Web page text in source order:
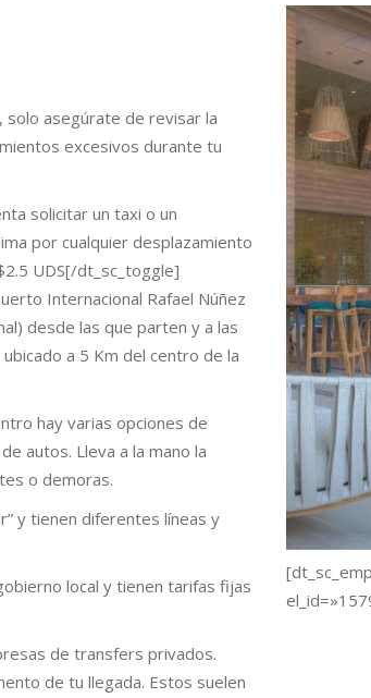
solo asegúrate de revisar la
excesivos durante tu
solicitar un taxi o un
por cualquier desplazamiento
UDS[/dt_sc_toggle]
Internacional Rafael Núñez
desde las que parten y a las
a 5 Km del centro de la
hay varias opciones de
autos. Lleva a la mano la
o demoras.
y tienen diferentes líneas y
local y tienen tarifas fijas
de transfers privados.
de tu llegada. Estos suelen